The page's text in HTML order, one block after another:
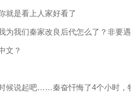
是看上人家好看了
我们秦家改良后代怎么了？非要
文？
说起吧……秦奋忏悔了4个小时，